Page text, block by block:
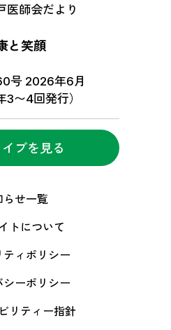
医師会だより
と笑顔
号 2026年6月
3〜4回発行）
ブを見る
らせ一覧
トについて
ティポリシー
シーポリシー
リティー指針